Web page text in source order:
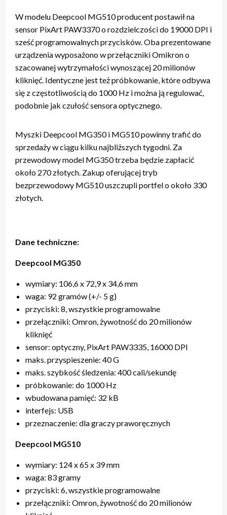
W modelu Deepcool MG510 producent postawił na
sensor PixArt PAW3370 o rozdzielczości do 19000 DPI i
sześć programowalnych przycisków. Oba prezentowane
urządzenia wyposażono w przełączniki Omikron o
szacowanej wytrzymałości wynoszącej 20 milionów
kliknięć. Identyczne jest też próbkowanie, które odbywa
się z częstotliwością do 1000 Hz i można ją regulować,
podobnie jak czułość sensora optycznego.
Myszki Deepcool MG350 i MG510 powinny trafić do
sprzedaży w ciągu kilku najbliższych tygodni. Za
przewodowy model MG350 trzeba będzie zapłacić
około 270 złotych. Zakup oferującej tryb
bezprzewodowy MG510 uszczupli portfel o około 330
złotych.
Dane techniczne:
Deepcool MG350
wymiary: 106,6 x 72,9 x 34,6 mm
waga: 92 gramów (+/- 5 g)
przyciski: 8, wszystkie programowalne
przełączniki: Omron, żywotność do 20 milionów
kliknięć
sensor: optyczny, PixArt PAW3335, 16000 DPI
maks. przyspieszenie: 40 G
maks. szybkość śledzenia: 400 cali/sekundę
próbkowanie: do 1000 Hz
wbudowana pamięć: 32 kB
interfejs: USB
przeznaczenie: dla graczy praworęcznych
Deepcool MG510
wymiary: 124 x 65 x 39 mm
waga: 83 gramy
przyciski: 6, wszystkie programowalne
przełączniki: Omron, żywotność do 20 milionów